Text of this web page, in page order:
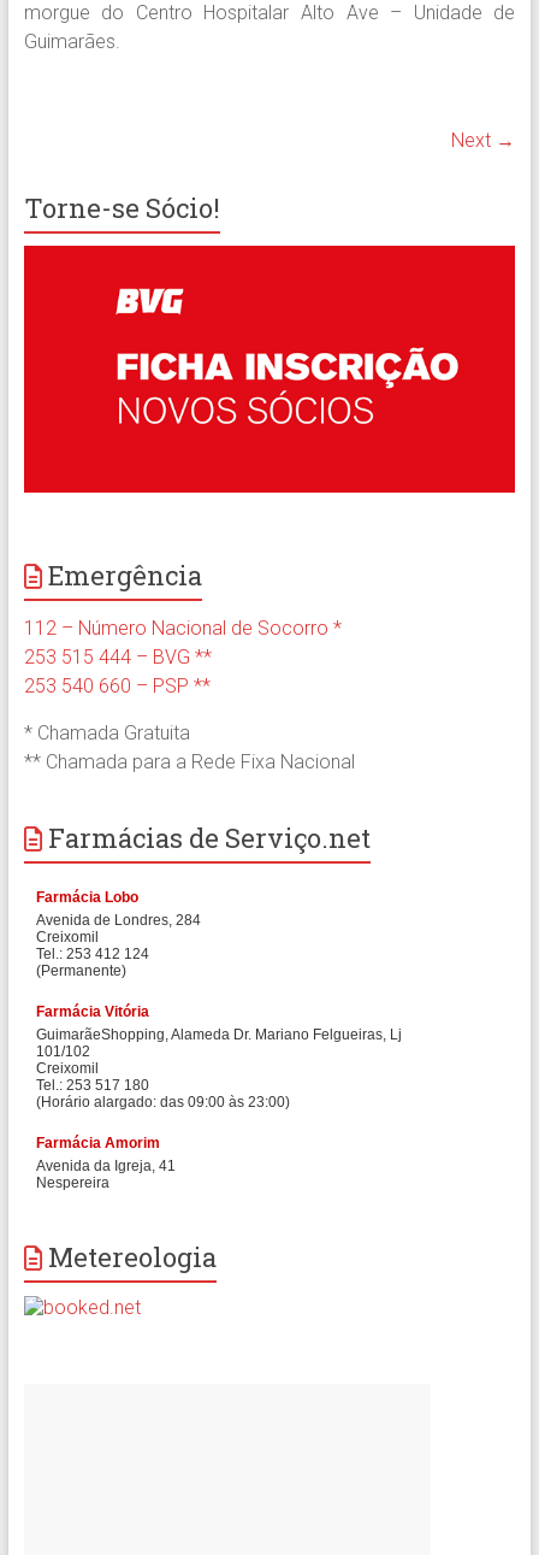
morgue do Centro Hospitalar Alto Ave – Unidade de
Guimarães.
Next →
Torne-se Sócio!
Emergência
112 – Número Nacional de Socorro *
253 515 444 – BVG **
253 540 660 – PSP **
* Chamada Gratuita
** Chamada para a Rede Fixa Nacional
Farmácias de Serviço.net
Metereologia